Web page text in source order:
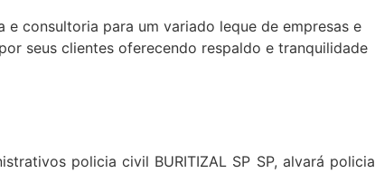
consultoria para um variado leque de empresas e
seus clientes oferecendo respaldo e tranquilidade
policia civil BURITIZAL SP SP, alvará policia